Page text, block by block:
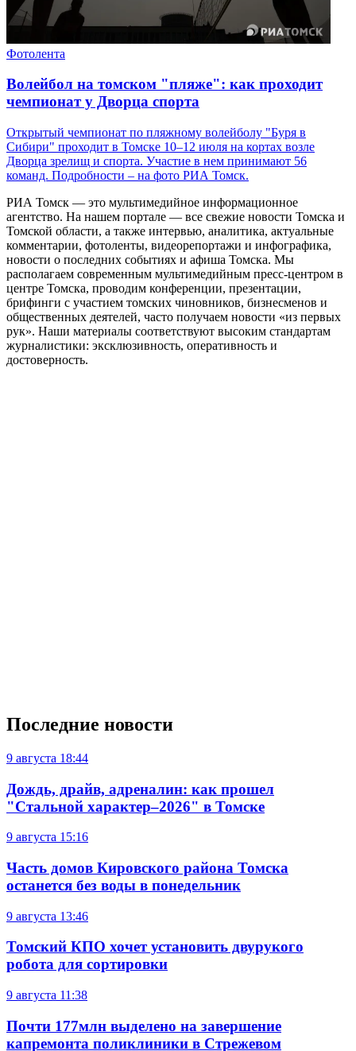
Фотолента
Волейбол на томском "пляже": как проходит
чемпионат у Дворца спорта
Открытый чемпионат по пляжному волейболу "Буря в
Сибири" проходит в Томске 10–12 июля на кортах возле
Дворца зрелищ и спорта. Участие в нем принимают 56
команд. Подробности – на фото РИА Томск.
РИА Томск — это мультимедийное информационное
агентство. На нашем портале — все свежие новости Томска и
Томской области, а также интервью, аналитика, актуальные
комментарии, фотоленты, видеорепортажи и инфографика,
новости о последних событиях и афиша Томска. Мы
располагаем современным мультимедийным пресс-центром в
центре Томска, проводим конференции, презентации,
брифинги с участием томских чиновников, бизнесменов и
общественных деятелей, часто получаем новости «из первых
рук». Наши материалы соответствуют высоким стандартам
журналистики: эксклюзивность, оперативность и
достоверность.
Последние новости
9 августа 18:44
Дождь, драйв, адреналин: как прошел
"Стальной характер–2026" в Томске
9 августа 15:16
Часть домов Кировского района Томска
останется без воды в понедельник
9 августа 13:46
Томский КПО хочет установить двурукого
робота для сортировки
9 августа 11:38
Почти 177млн выделено на завершение
капремонта поликлиники в Стрежевом